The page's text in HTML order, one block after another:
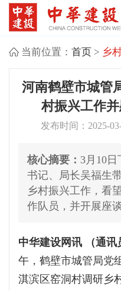
当前位置： 首页> 乡
河南鹤壁市城管
村振兴工作
发布时间：2025-
核心摘要： 3月10
书记、局长吴福生
乡村振兴工作，看
作队员，并开展座谈
中华建设网讯 （通讯
午，鹤壁市城管局党
淇滨区窑洞村调研乡